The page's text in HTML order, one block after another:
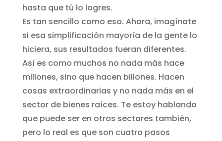
hasta que tú lo logres.
Es tan sencillo como eso. Ahora, imagínate
si esa simplificación mayoría de la gente lo
hiciera, sus resultados fueran diferentes.
Así es como muchos no nada más hace
millones, sino que hacen billones. Hacen
cosas extraordinarias y no nada más en el
sector de bienes raíces. Te estoy hablando
que puede ser en otros sectores también,
pero lo real es que son cuatro pasos